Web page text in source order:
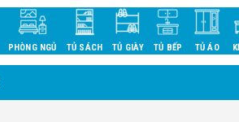
PHÒNG NGỦ TỦ SÁCH TỦ GIÀY TỦ BẾP TỦ ÁO